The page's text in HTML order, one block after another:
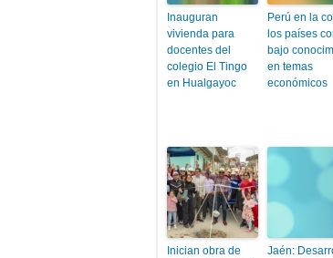
Inauguran
vivienda para
docentes del
colegio El Tingo
en Hualgayoc
Perú en la
los países
bajo
en temas
económicos
Inician obra de
Jaén: